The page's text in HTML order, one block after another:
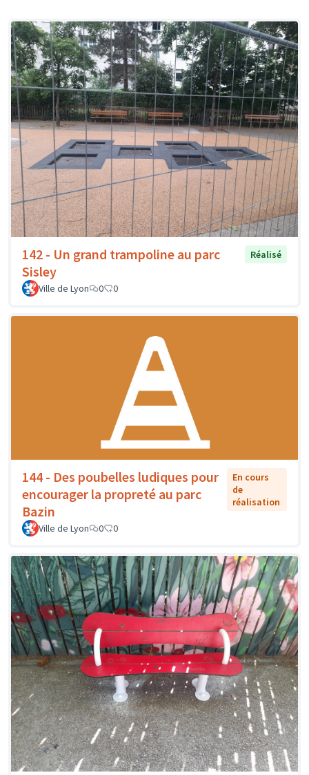
142 - Un grand trampoline au parc
Sisley
Réalisé
Ville de Lyon 0 0
144 - Des poubelles ludiques pour
encourager la propreté au parc
Bazin
En cours
de
réalisation
Ville de Lyon 0 0